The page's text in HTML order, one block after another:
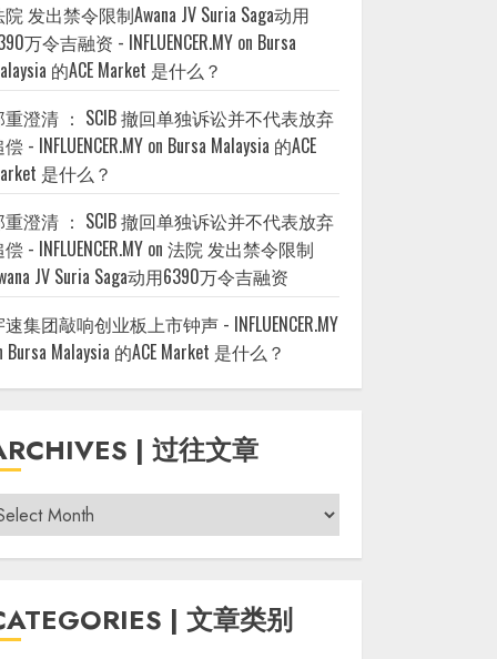
发出禁令限制Awana JV Suria Saga动用
万令吉融资 - INFLUENCER.MY on Bursa
的ACE Market 是什么？
重澄清 ： SCIB 撤回单独诉讼并不代表放弃
- INFLUENCER.MY on Bursa Malaysia 的ACE
是什么？
重澄清 ： SCIB 撤回单独诉讼并不代表放弃
- INFLUENCER.MY on法院 发出禁令限制
JV Suria Saga动用6390万令吉融资
集团敲响创业板上市钟声 - INFLUENCER.MY
Bursa Malaysia 的ACE Market 是什么？
| 过往文章
| 文章类别